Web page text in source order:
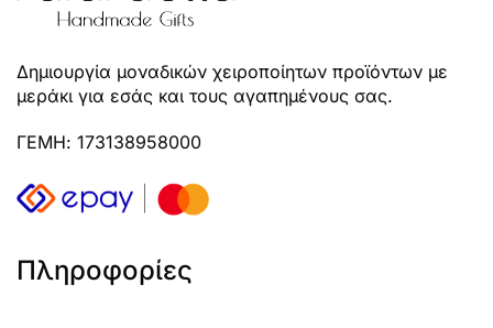
Δημιουργία μοναδικών χειροποίητων προϊόντων με
μεράκι για εσάς και τους αγαπημένους σας.
ΓΕΜΗ: 173138958000
Πληροφορίες